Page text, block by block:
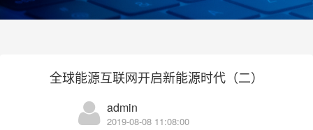
全球能源互联网开启新能源时代（二）
admin
2019-08-08 11:08:00